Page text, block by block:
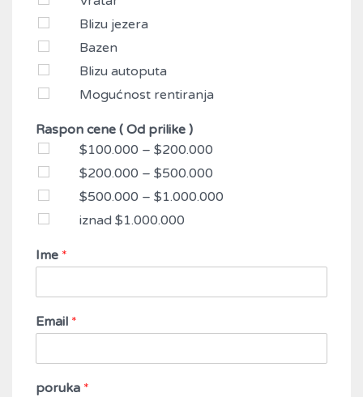
Blizu jezera
Bazen
Blizu autoputa
Mogućnost rentiranja
Raspon cene ( Od prilike )
$100.000 – $200.000
$200.000 – $500.000
$500.000 – $1.000.000
iznad $1.000.000
Ime *
Email *
poruka *